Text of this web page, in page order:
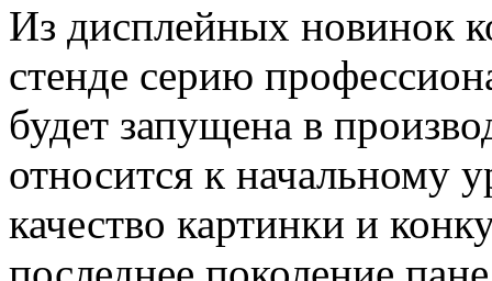
Из дисплейных новинок
стенде серию
будет запущена в
относится к начальному
качество картинки и